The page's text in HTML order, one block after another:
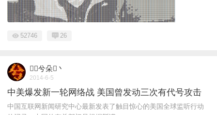
52746 26
兮朵丶
2014-6-5
中美爆发新一轮网络战 美国曾发动三次有代号攻击
中国互联网新闻研究中心最新发表了触目惊心的美国全球监听行动